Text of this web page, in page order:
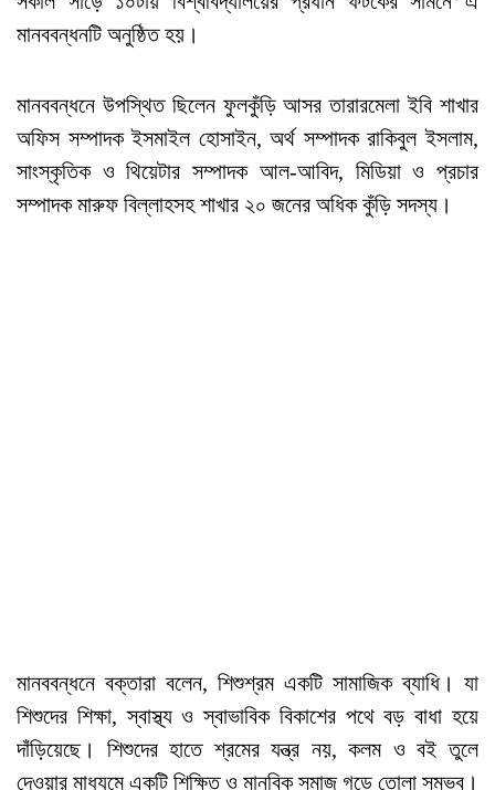
মানববন্ধনটি অনুষ্ঠিত হয়।
মানববন্ধনে উপস্থিত ছিলেন ফুলকুঁড়ি আসর তারারমেলা ইবি শাখার
অফিস সম্পাদক ইসমাইল হোসাইন, অর্থ সম্পাদক রাকিবুল ইসলাম,
সাংস্কৃতিক ও থিয়েটার সম্পাদক আল-আবিদ, মিডিয়া ও প্রচার
সম্পাদক মারুফ বিল্লাহসহ শাখার ২০ জনের অধিক কুঁড়ি সদস্য।
মানববন্ধনে বক্তারা বলেন, শিশুশ্রম একটি সামাজিক ব্যাধি। যা
শিশুদের শিক্ষা, স্বাস্থ্য ও স্বাভাবিক বিকাশের পথে বড় বাধা হয়ে
দাঁড়িয়েছে। শিশুদের হাতে শ্রমের যন্ত্র নয়, কলম ও বই তুলে
দেওয়ার মাধ্যমে একটি শিক্ষিত ও মানবিক সমাজ গড়ে তোলা সম্ভব।